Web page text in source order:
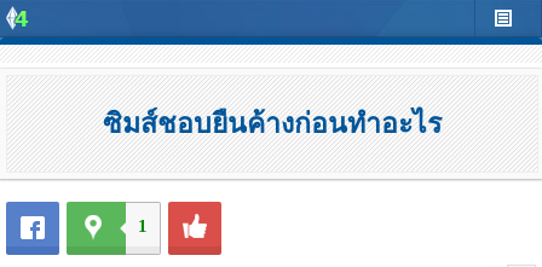
ซิมส์ชอบยืนค้างก่อนทำอะไร
1